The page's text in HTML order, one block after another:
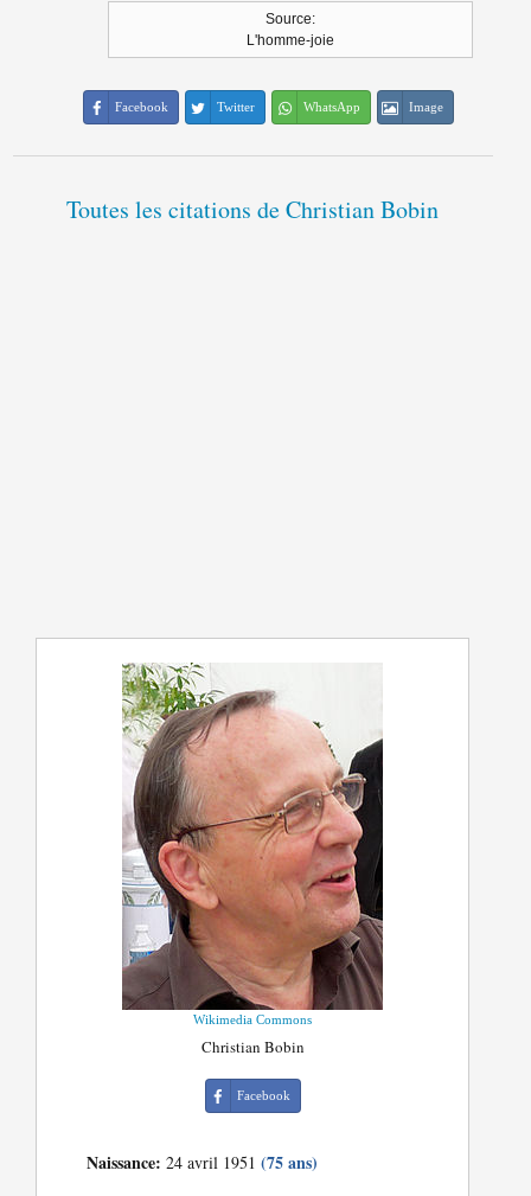
Source:
L'homme-joie
Facebook Twitter WhatsApp Image
Toutes les citations de Christian Bobin
Wikimedia Commons
Christian Bobin
Facebook
Naissance: 24 avril 1951(75 ans)